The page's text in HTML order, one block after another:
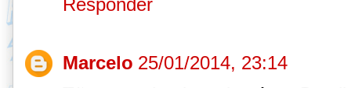
Responder
Marcelo 25/01/2014, 23:14